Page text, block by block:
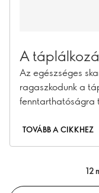
A
Az egészséges
ragaszkodunk a
fenntarthatóságra
TOVÁBB A CIKKHEZ
12